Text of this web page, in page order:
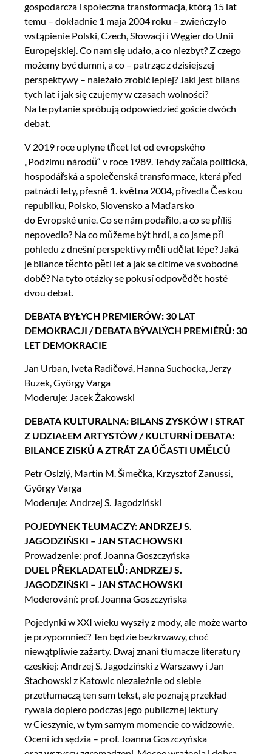
gospodarcza i społeczna transformacja, którą 15 lat
temu – dokładnie 1 maja 2004 roku – zwieńczyło
wstąpienie Polski, Czech, Słowacji i Węgier do Unii
Europejskiej. Co nam się udało, a co niezbyt? Z czego
możemy być dumni, a co – patrząc z dzisiejszej
perspektywy – należało zrobić lepiej? Jaki jest bilans
tych lat i jak się czujemy w czasach wolności?
Na te pytanie spróbują odpowiedzieć goście dwóch
debat.
V 2019 roce uplyne třicet let od evropského
„Podzimu národů“ v roce 1989. Tehdy začala politická,
hospodářská a společenská transformace, která před
patnácti lety, přesně 1. května 2004, přivedla Českou
republiku, Polsko, Slovensko a Maďarsko
do Evropské unie. Co se nám podařilo, a co se příliš
nepovedlo? Na co můžeme být hrdí, a co jsme při
pohledu z dnešní perspektivy měli udělat lépe? Jaká
je bilance těchto pěti let a jak se cítíme ve svobodné
době? Na tyto otázky se pokusí odpovědět hosté
dvou debat.
DEBATA BYŁYCH PREMIERÓW: 30 LAT
DEMOKRACJI / DEBATA BÝVALÝCH PREMIÉRŮ: 30
LET DEMOKRACIE
Jan Urban, Iveta Radičová, Hanna Suchocka, Jerzy
Buzek, György Varga
Moderuje: Jacek Żakowski
DEBATA KULTURALNA: BILANS ZYSKÓW I STRAT
Z UDZIAŁEM ARTYSTÓW /KULTURNÍ DEBATA:
BILANCE ZISKŮ A ZTRÁT ZA ÚČASTI UMĚLCŮ
Petr Oslzlý, Martin M. Šimečka, Krzysztof Zanussi,
György Varga
Moderuje: Andrzej S. Jagodziński
POJEDYNEK TŁUMACZY: ANDRZEJ S.
JAGODZIŃSKI – JAN STACHOWSKI
Prowadzenie: prof. Joanna Goszczyńska
DUEL PŘEKLADATELŮ: ANDRZEJ S.
JAGODZIŃSKI – JAN STACHOWSKI
Moderování: prof. Joanna Goszczyńska
Pojedynki w XXI wieku wyszły z mody, ale może warto
je przypomnieć? Ten będzie bezkrwawy, choć
niewątpliwie zażarty. Dwaj znani tłumacze literatury
czeskiej: Andrzej S. Jagodziński z Warszawy i Jan
Stachowski z Katowic niezależnie od siebie
przetłumaczą ten sam tekst, ale poznają przekład
rywala dopiero podczas jego publicznej lektury
w Cieszynie, w tym samym momencie co widzowie.
Oceni ich sędzia – prof. Joanna Goszczyńska